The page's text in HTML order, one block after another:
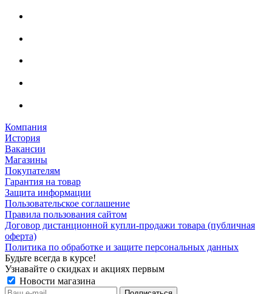
Компания
История
Вакансии
Магазины
Покупателям
Гарантия на товар
Защита информации
Пользовательское соглашение
Правила пользования сайтом
Договор дистанционной купли-продажи товара (публичная
оферта)
Политика по обработке и защите персональных данных
Будьте всегда в курсе!
Узнавайте о скидках и акциях первым
Новости магазина